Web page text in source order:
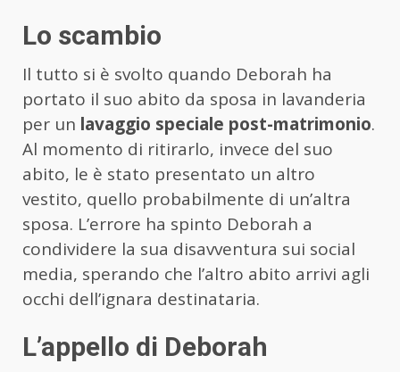
Lo scambio
Il tutto si è svolto quando Deborah ha
portato il suo abito da sposa in lavanderia
per un lavaggio speciale post-matrimonio.
Al momento di ritirarlo, invece del suo
abito, le è stato presentato un altro
vestito, quello probabilmente di un’altra
sposa. L’errore ha spinto Deborah a
condividere la sua disavventura sui social
media, sperando che l’altro abito arrivi agli
occhi dell’ignara destinataria.
L’appello di Deborah